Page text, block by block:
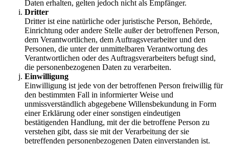
Daten erhalten, gelten jedoch nicht als Empfänger.
Dritter
Dritter ist eine natürliche oder juristische Person, Behörde,
Einrichtung oder andere Stelle außer der betroffenen Person,
dem Verantwortlichen, dem Auftragsverarbeiter und den
Personen, die unter der unmittelbaren Verantwortung des
Verantwortlichen oder des Auftragsverarbeiters befugt sind,
die personenbezogenen Daten zu verarbeiten.
Einwilligung
Einwilligung ist jede von der betroffenen Person freiwillig für
den bestimmten Fall in informierter Weise und
unmissverständlich abgegebene Willensbekundung in Form
einer Erklärung oder einer sonstigen eindeutigen
bestätigenden Handlung, mit der die betroffene Person zu
verstehen gibt, dass sie mit der Verarbeitung der sie
betreffenden personenbezogenen Daten einverstanden ist.